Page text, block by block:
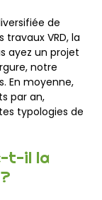
de
VRD, la
ayez un projet
notre
En moyenne,
par an,
typologies de
t-il la